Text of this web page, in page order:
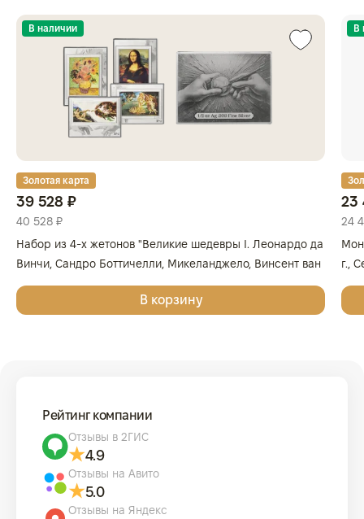
В наличии
Золотая карта
39 528 ₽
40 528 ₽
Набор из 4-х жетонов "Великие шедевры I. Леонардо да
Винчи, Сандро Боттичелли, Микеланджело, Винсент ван
Гог", 2025г., Серебро, 62,2 гр., проба 999, ГЕРМАНИЯ
В корзину
В
23
24
г.,
Рейтинг компании
Отзывы в 2ГИС
4.9
Отзывы на Авито
5.0
Отзывы на Яндекс